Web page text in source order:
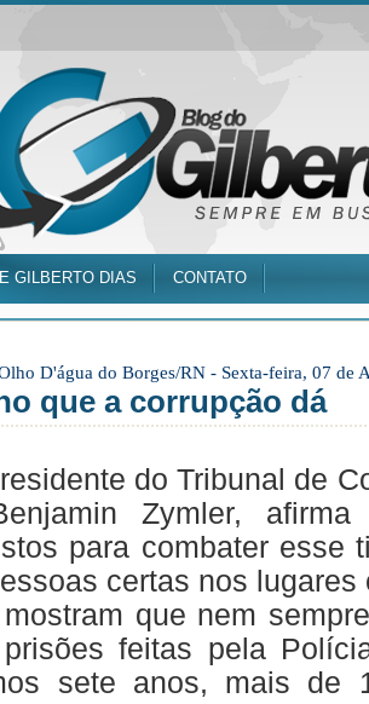
GILBERTO DIAS CONTATO
D'água do Borges/RN - Sexta-feira, 07 de
que a corrupção dá
do Tribunal de
Zymler,
para combater esse
certas nos lugares
que nem
feitas pela
sete anos, mais de